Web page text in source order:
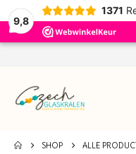
9,8
1371
SHOP ALLE